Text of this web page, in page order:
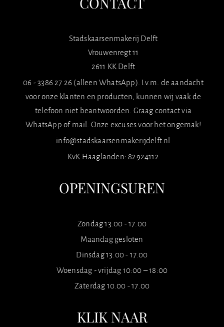
Stadskaarsenmakerij Delft
Vrouwenregt 11
2611 KK Delft
06 - 3386 27 26 (alleen WhatsApp). I.v.m. de aandacht
voor onze klanten en producten, kunnen wij vaak de
telefoon niet beantwoorden. Graag contact via
WhatsApp of mail. Onze excuses voor het ongemak!
info@stadskaarsenmakerijdelft.nl
KvK Haaglanden: 82924112
OPENINGSUREN
Zondag 13.00 - 17.00
Maandag gesloten
Dinsdag 13.00 - 17.00
Woensdag - vrijdag 10:00 – 18:00
Zaterdag 10.00 - 17.00
KLIK NAAR